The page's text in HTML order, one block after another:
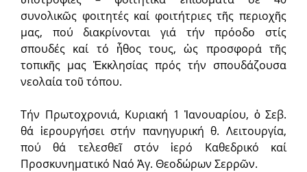
συνολικῶς φοιτητές καί φοιτήτριες τῆς περιοχῆς
μας, πού διακρίνονται γιά τήν πρόοδο στίς
σπουδές καί τό ἦθος τους, ὡς προσφορά τῆς
τοπικῆς μας Ἐκκλησίας πρός τήν σπουδάζουσα
νεολαία τοῦ τόπου.
Τήν Πρωτοχρονιά, Κυριακή 1 Ἰανουαρίου, ὁ Σεβ.
θά ἱερουργήσει στήν πανηγυρική θ. Λειτουργία,
πού θά τελεσθεῖ στόν ἱερό Καθεδρικό καί
Προσκυνηματικό Ναό Ἁγ. Θεοδώρων Σερρῶν.